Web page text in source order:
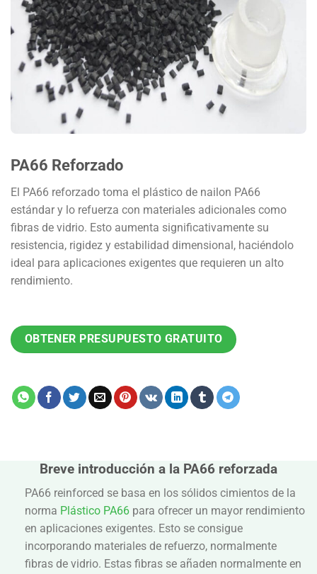
PA66 Reforzado
El PA66 reforzado toma el plástico de nailon PA66
estándar y lo refuerza con materiales adicionales como
fibras de vidrio. Esto aumenta significativamente su
resistencia, rigidez y estabilidad dimensional, haciéndolo
ideal para aplicaciones exigentes que requieren un alto
rendimiento.
OBTENER PRESUPUESTO GRATUITO
Breve introducción a la PA66 reforzada
PA66 reinforced se basa en los sólidos cimientos de la
norma Plástico PA66 para ofrecer un mayor rendimiento
en aplicaciones exigentes. Esto se consigue
incorporando materiales de refuerzo, normalmente
fibras de vidrio. Estas fibras se añaden normalmente en